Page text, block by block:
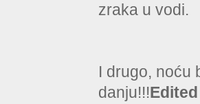
zraka u vodi.
I drugo, noću
danju!!!